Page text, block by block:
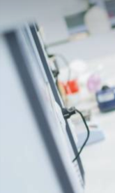
qui peuvent
votre utilisation de